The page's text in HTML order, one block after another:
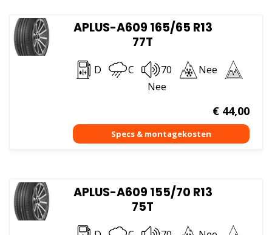
APLUS-A609 165/65 R13
77T
D C 70
Nee
Nee
€44,00
APLUS-A609 155/70 R13
75T